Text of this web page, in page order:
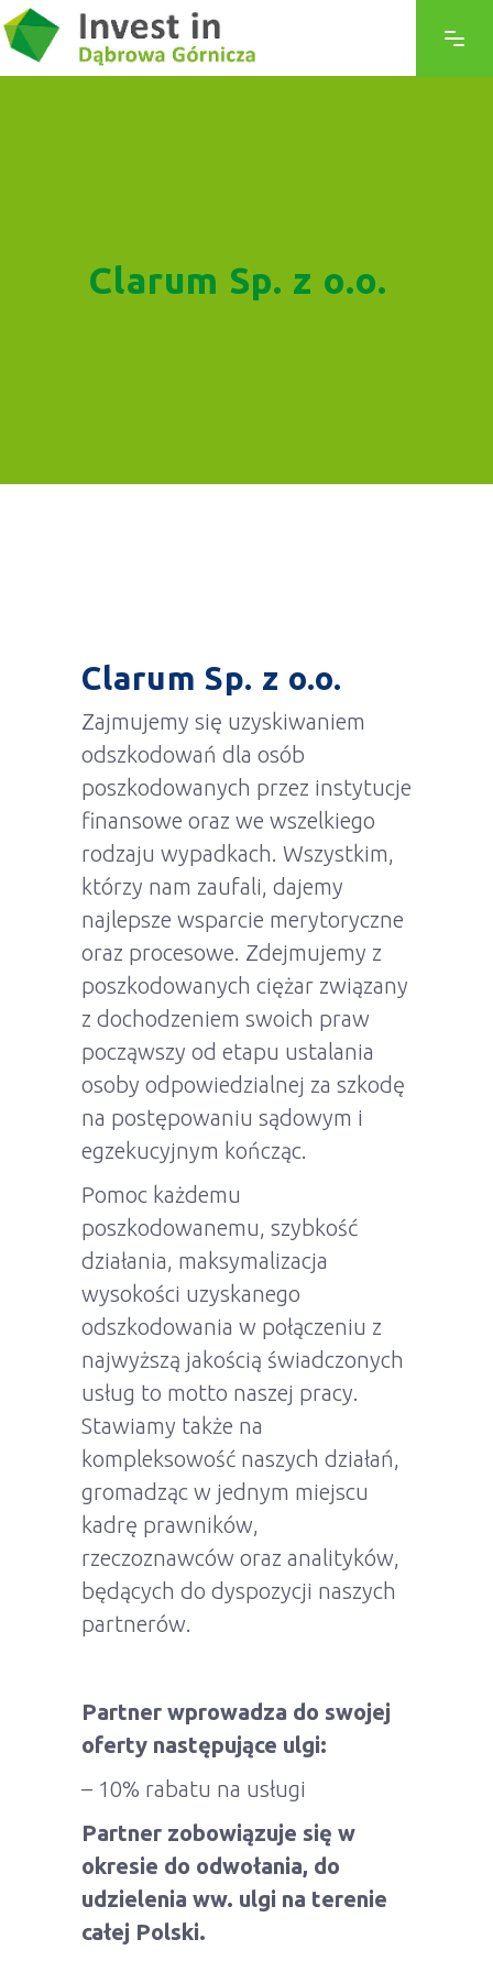
Clarum Sp. z o.o.
Clarum Sp. z o.o.
Zajmujemy się uzyskiwaniem
odszkodowań dla osób
poszkodowanych przez instytucje
finansowe oraz we wszelkiego
rodzaju wypadkach. Wszystkim,
którzy nam zaufali, dajemy
najlepsze wsparcie merytoryczne
oraz procesowe. Zdejmujemy z
poszkodowanych ciężar związany
z dochodzeniem swoich praw
począwszy od etapu ustalania
osoby odpowiedzialnej za szkodę
na postępowaniu sądowym i
egzekucyjnym kończąc.
Pomoc każdemu
poszkodowanemu, szybkość
działania, maksymalizacja
wysokości uzyskanego
odszkodowania w połączeniu z
najwyższą jakością świadczonych
usług to motto naszej pracy.
Stawiamy także na
kompleksowość naszych działań,
gromadząc w jednym miejscu
kadrę prawników,
rzeczoznawców oraz analityków,
będących do dyspozycji naszych
partnerów.
Partner wprowadza do swojej
oferty następujące ulgi:
– 10% rabatu na usługi
Partner zobowiązuje się w
okresie do odwołania, do
udzielenia ww. ulgi na terenie
całej Polski.